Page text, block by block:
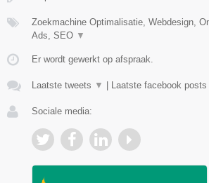
Zoekmachine Optimalisatie, Webdesign,
Ads, SEO ▼
Er wordt gewerkt op afspraak.
Laatste tweets ▼ Laatste facebook posts
Sociale media: